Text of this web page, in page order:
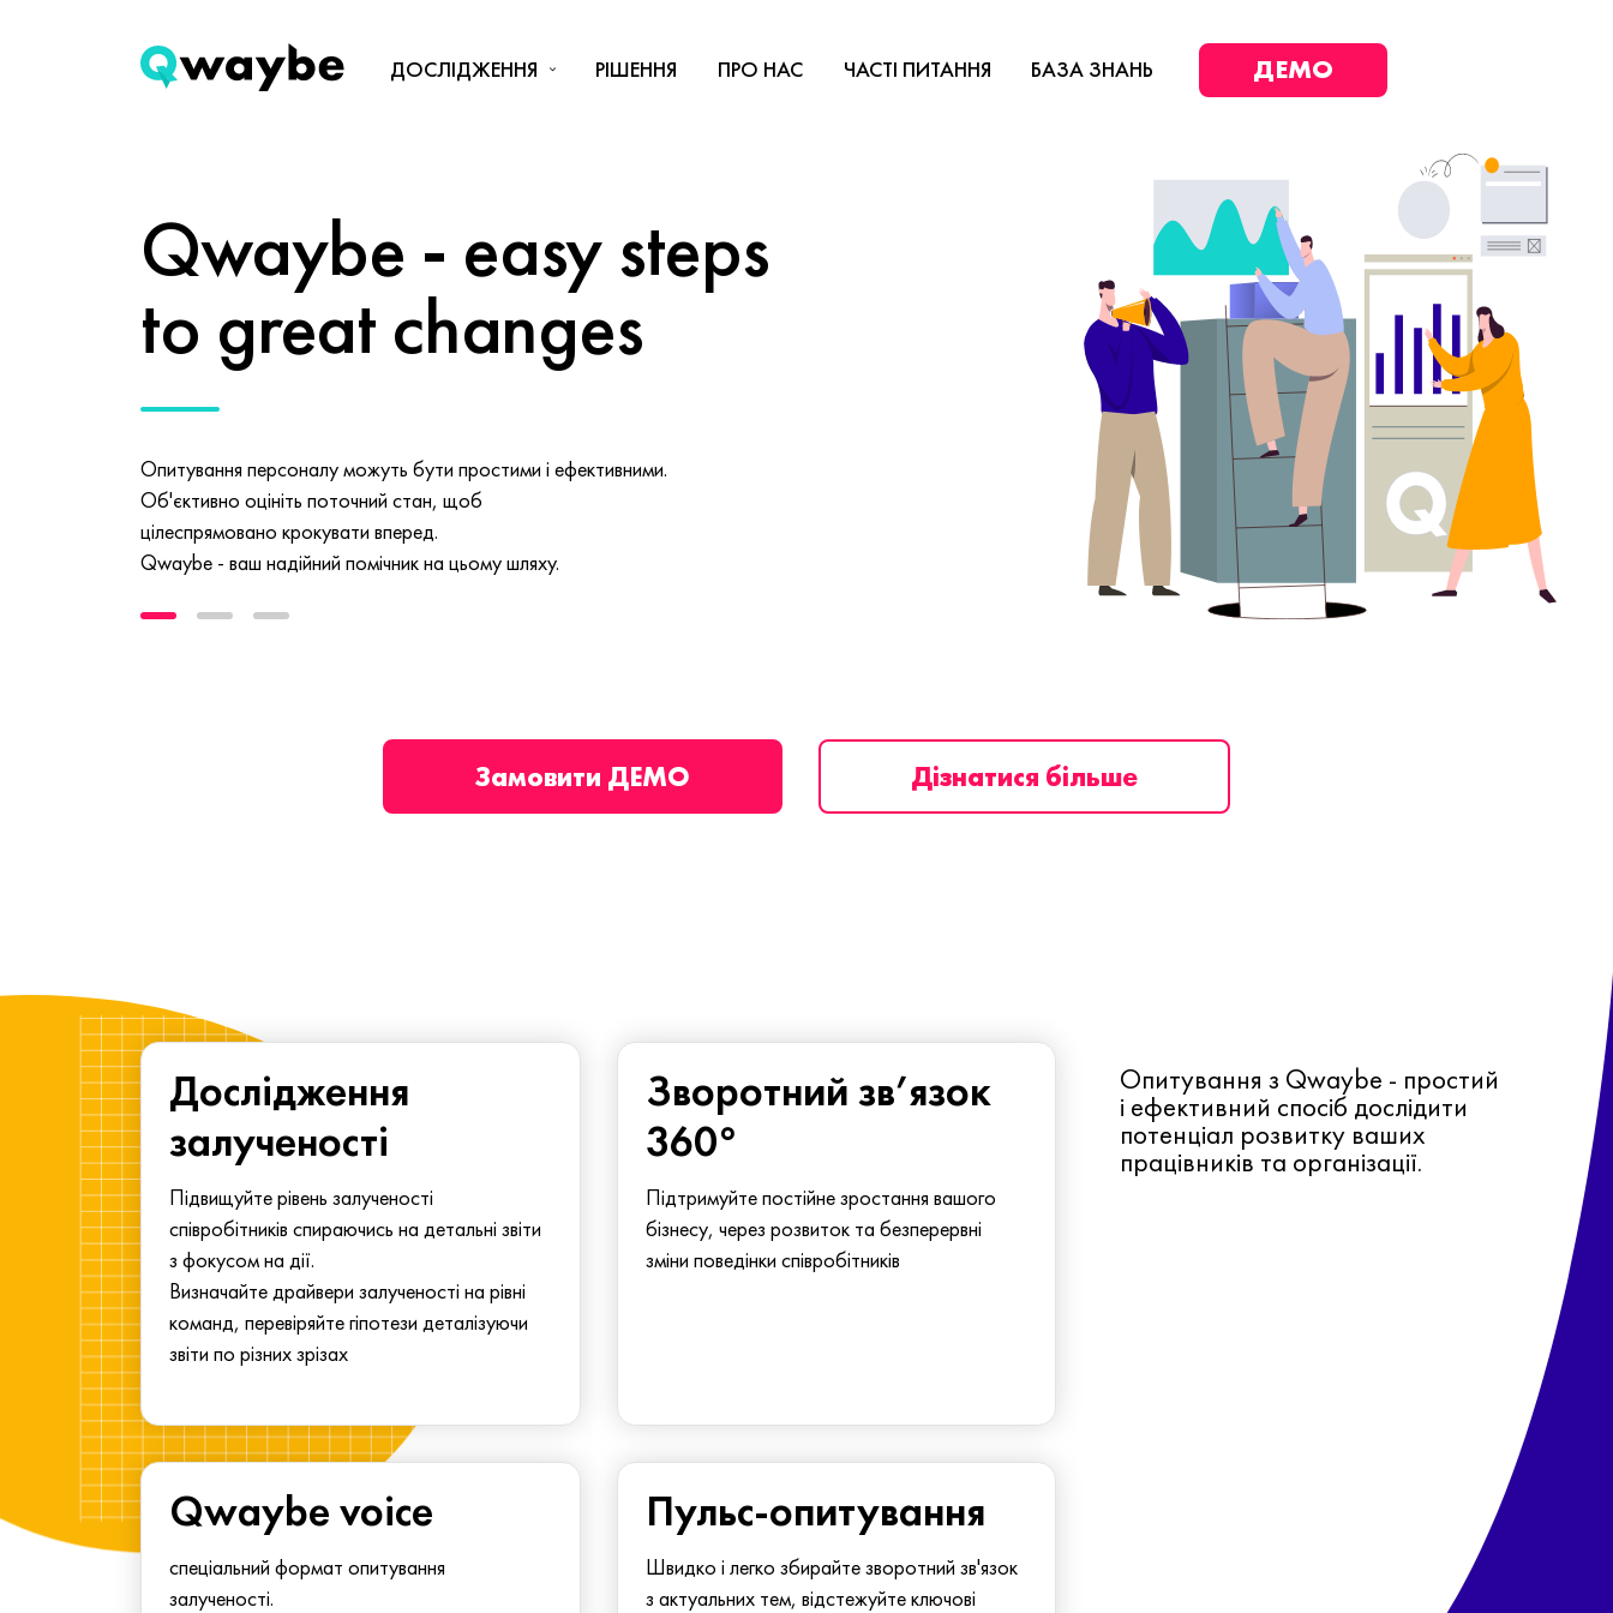
ДОСЛІДЖЕННЯ РІШЕННЯ ПРО НАС ЧАСТІ ПИТАННЯ БАЗА ЗНАНЬ ДЕМО
Qwaybe - easy steps
to great changes
Опитування персоналу можуть бути простими і ефективними.
Об'єктивно оцініть поточний стан, щоб
цілеспрямовано крокувати вперед.
Qwaybe - ваш надійний помічник на цьому шляху.
Замовити ДЕМО Дізнатися більше
Дослідження
залученості
Підвищуйте рівень залученості
співробітників спираючись на детальні звіти
з фокусом на дії.
Визначайте драйвери залученості на рівні
команд, перевіряйте гіпотези деталізуючи
звіти по різних зрізах
Зворотний зв’язок
360°
Підтримуйте постійне зростання вашого
бізнесу, через розвиток та безперервні
зміни поведінки співробітників
Опитування з Qwaybe - простий
і ефективний спосіб дослідити
потенціал розвитку ваших
працівників та організації.
Qwaybe voice
спеціальний формат опитування
залученості.
Пульс-опитування
Швидко і легко збирайте зворотний зв'язок
з актуальних тем, відстежуйте ключові